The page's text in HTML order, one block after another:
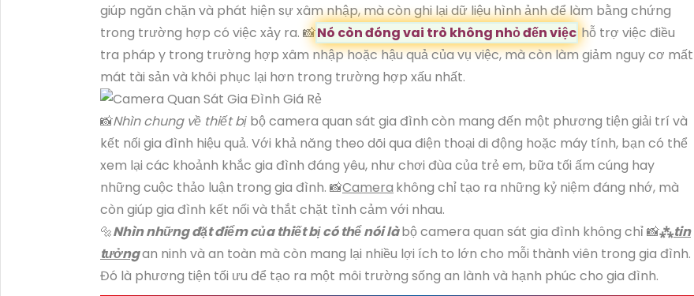
giúp ngăn chặn và phát hiện sự xâm nhập, mà còn ghi lại dữ liệu hình ảnh để làm bằng chứng
trong trường hợp có việc xảy ra. 📸Nó còn đóng vai trò không nhỏ đến việc hỗ trợ việc điều
tra pháp y trong trường hợp xâm nhập hoặc hậu quả của vụ việc, mà còn làm giảm nguy cơ mất
mát tài sản và khôi phục lại hơn trong trường hợp xấu nhất.
📸Nhìn chung về thiết bị bộ camera quan sát gia đình còn mang đến một phương tiện giải trí và
kết nối gia đình hiệu quả. Với khả năng theo dõi qua điện thoại di động hoặc máy tính, bạn có thể
xem lại các khoảnh khắc gia đình đáng yêu, như chơi đùa của trẻ em, bữa tối ấm cúng hay
những cuộc thảo luận trong gia đình. 📸Camera không chỉ tạo ra những kỷ niệm đáng nhớ, mà
còn giúp gia đình kết nối và thắt chặt tình cảm với nhau.
🔩Nhìn những đặt điểm của thiết bị có thể nói làbộ camera quan sát gia đình không chỉ 📸⁂tin
tưởngan ninh và an toàn mà còn mang lại nhiều lợi ích to lớn cho mỗi thành viên trong gia đình.
Đó là phương tiện tối ưu để tạo ra một môi trường sống an lành và hạnh phúc cho gia đình.